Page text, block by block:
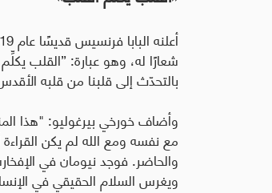
شعارًا له، وهو عبارة: ”القلب
بالتحدّث إلى قلبنا من قلبه
وأضاف خورخي بيرغوليو: "هذا
مع نفسه ومع الله لم يكن
والحاضر. فوجد نيومان في
ويغرس السلام الحقيقي في